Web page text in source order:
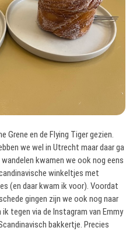
Grene en de Flying Tiger gezien.
we wel in Utrecht maar daar ga
kwamen we ook nog eens
winkeltjes met
(en daar kwam ik voor). Voordat
gingen zijn we ook nog naar
tegen via de Instagram van Emmy
bakkertje. Precies